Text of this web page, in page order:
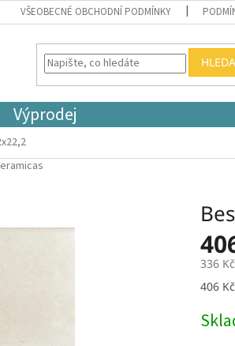
VŠEOBECNÉ OBCHODNÍ PODMÍNKY
Výprodej
336
Měrná
406